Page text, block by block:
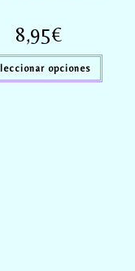
8,95€
opciones